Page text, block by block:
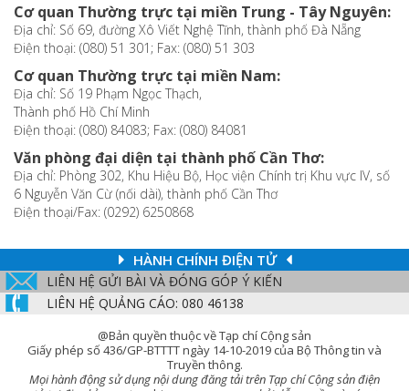
Cơ quan Thường trực tại miền Trung - Tây Nguyên:
Địa chỉ: Số 69, đường Xô Viết Nghệ Tĩnh, thành phố Đà Nẵng
Điện thoại: (080) 51 301; Fax: (080) 51 303
Cơ quan Thường trực tại miền Nam:
Địa chỉ: Số 19 Phạm Ngọc Thạch,
Thành phố Hồ Chí Minh
Điện thoại: (080) 84083; Fax: (080) 84081
Văn phòng đại diện tại thành phố Cần Thơ:
Địa chỉ: Phòng 302, Khu Hiệu Bộ, Học viện Chính trị Khu vực IV, số
6 Nguyễn Văn Cừ (nối dài), thành phố Cần Thơ
Điện thoại/Fax: (0292) 6250868
HÀNH CHÍNH ĐIỆN TỬ
LIÊN HỆ GỬI BÀI VÀ ĐÓNG GÓP Ý KIẾN
LIÊN HỆ QUẢNG CÁO: 080 46138
@Bản quyền thuộc về Tạp chí Cộng sản
Giấy phép số 436/GP-BTTTT ngày 14-10-2019 của Bộ Thông tin và
Truyền thông.
Mọi hành động sử dụng nội dung đăng tải trên Tạp chí Cộng sản điện